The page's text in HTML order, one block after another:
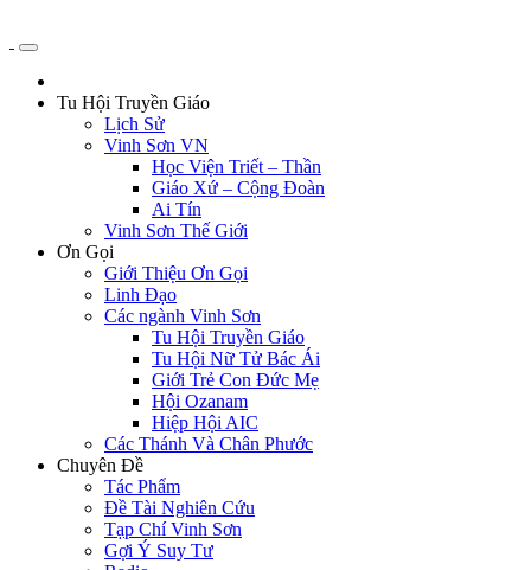
Tu Hội Truyền Giáo
Lịch Sử
Vinh Sơn VN
Học Viện Triết – Thần
Giáo Xứ – Cộng Đoàn
Ai Tín
Vinh Sơn Thế Giới
Ơn Gọi
Giới Thiệu Ơn Gọi
Linh Đạo
Các ngành Vinh Sơn
Tu Hội Truyền Giáo
Tu Hội Nữ Tử Bác Ái
Giới Trẻ Con Đức Mẹ
Hội Ozanam
Hiệp Hội AIC
Các Thánh Và Chân Phước
Chuyên Đề
Tác Phẩm
Đề Tài Nghiên Cứu
Tạp Chí Vinh Sơn
Gợi Ý Suy Tư